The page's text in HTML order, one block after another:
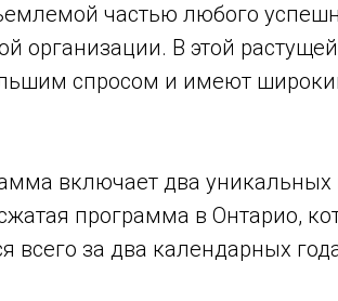
частью любого
организации. В этой
спросом и имеют
включает два
программа в Онтарио,
всего за два календарных